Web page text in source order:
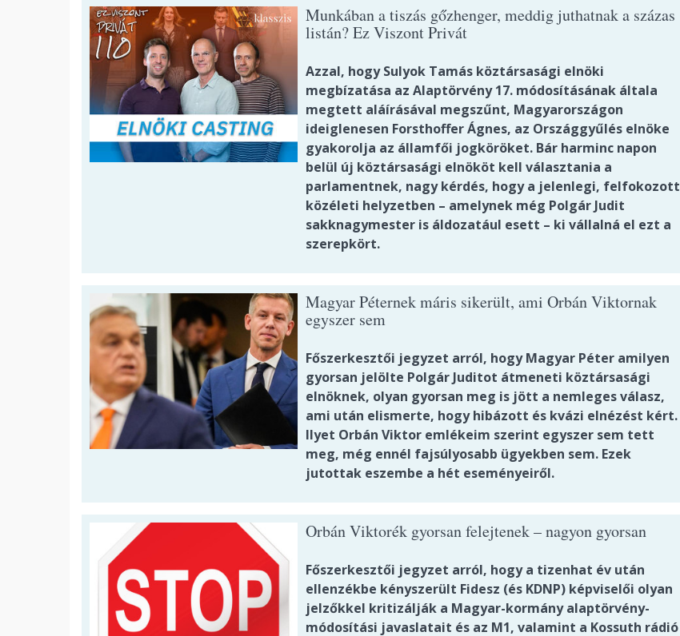
Munkában a tiszás gőzhenger, meddig juthatnak a százas
listán? Ez Viszont Privát
Azzal, hogy Sulyok Tamás köztársasági elnöki
megbízatása az Alaptörvény 17. módosításának általa
megtett aláírásával megszűnt, Magyarországon
ideiglenesen Forsthoffer Ágnes, az Országgyűlés elnöke
gyakorolja az államfői jogköröket. Bár harminc napon
belül új köztársasági elnököt kell választania a
parlamentnek, nagy kérdés, hogy a jelenlegi, felfokozott
közéleti helyzetben – amelynek még Polgár Judit
sakknagymester is áldozatául esett – ki vállalná el ezt a
szerepkört.
Magyar Péternek máris sikerült, ami Orbán Viktornak
egyszer sem
Főszerkesztői jegyzet arról, hogy Magyar Péter amilyen
gyorsan jelölte Polgár Juditot átmeneti köztársasági
elnöknek, olyan gyorsan meg is jött a nemleges válasz,
ami után elismerte, hogy hibázott és kvázi elnézést kért.
Ilyet Orbán Viktor emlékeim szerint egyszer sem tett
meg, még ennél fajsúlyosabb ügyekben sem. Ezek
jutottak eszembe a hét eseményeiről.
Orbán Viktorék gyorsan felejtenek – nagyon gyorsan
Főszerkesztői jegyzet arról, hogy a tizenhat év után
ellenzékbe kényszerült Fidesz (és KDNP) képviselői olyan
jelzőkkel kritizálják a Magyar-kormány alaptörvény-
módosítási javaslatait és az M1, valamint a Kossuth rádió